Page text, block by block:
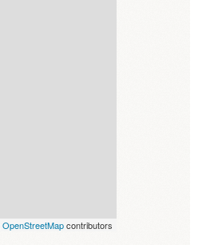
OpenStreetMapcontributors